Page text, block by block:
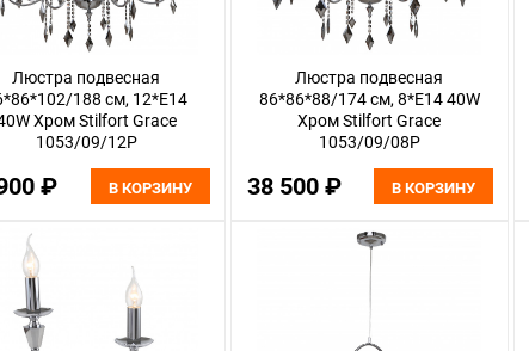
Люстра подвесная
188 см, 12*E14
Хром Stilfort Grace
1053/09/12P
₽ В КОРЗИНУ
Люстра подвесная
86*86*88/174 см, 8*E14 40W
Хром Stilfort Grace
1053/09/08P
38 500 ₽ В КОРЗИНУ